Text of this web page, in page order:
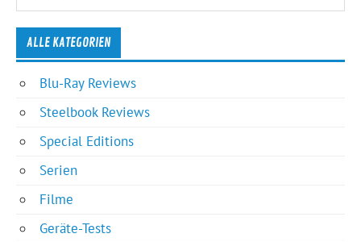
ALLE KATEGORIEN
Blu-Ray Reviews
Steelbook Reviews
Special Editions
Serien
Filme
Geräte-Tests